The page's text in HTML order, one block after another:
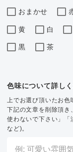
おまかせ
黄 白
黒 茶
色味について詳し
上でお選び頂いたお
下記の文章を削除頂き
使わないで下さい」「
など)。